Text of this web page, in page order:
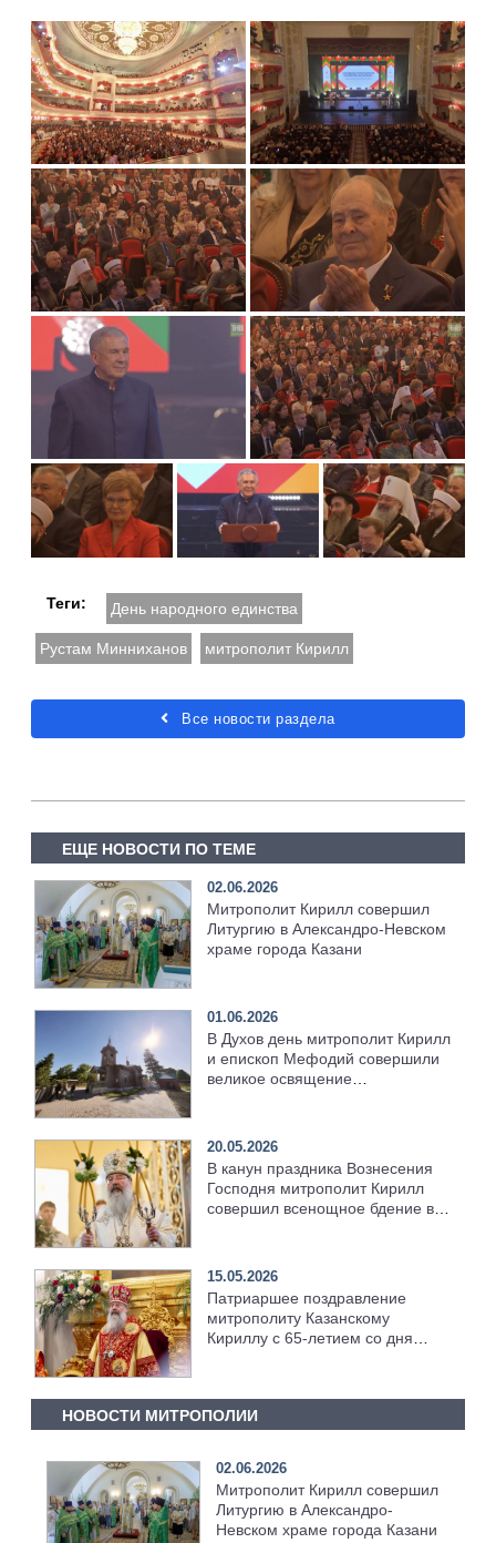
Теги: День народного единства
Рустам Минниханов митрополит Кирилл
Все новости раздела
ЕЩЕ НОВОСТИ ПО ТЕМЕ
02.06.2026
Митрополит Кирилл совершил
Литургию в Александро-Невском
храме города Казани
01.06.2026
В Духов день митрополит Кирилл
и епископ Мефодий совершили
великое освящение
20.05.2026
В канун праздника Вознесения
Господня митрополит Кирилл
совершил всенощное бдение в
15.05.2026
Патриаршее поздравление
митрополиту Казанскому
Кириллу с 65-летием со дня
НОВОСТИ МИТРОПОЛИИ
02.06.2026
Митрополит Кирилл совершил
Литургию в Александро-
Невском храме города Казани